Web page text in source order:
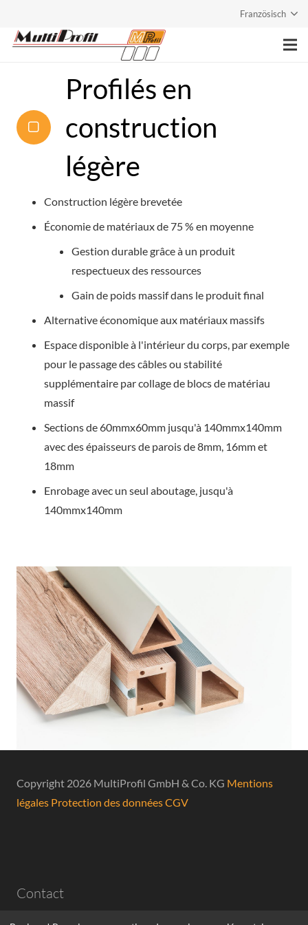
Französisch
Page principale
Entreprise
Prestations
Contact
Profilés en
construction
légère
Construction légère brevetée
Économie de matériaux de 75 % en moyenne
Gestion durable grâce à un produit
respectueux des ressources
Gain de poids massif dans le produit final
Alternative économique aux matériaux massifs
Espace disponible à l'intérieur du corps, par exemple
pour le passage des câbles ou stabilité
supplémentaire par collage de blocs de matériau
massif
Sections de 60mmx60mm jusqu'à 140mmx140mm
avec des épaisseurs de parois de 8mm, 16mm et
18mm
Enrobage avec un seul aboutage, jusqu'à
140mmx140mm
Copyright 2026 MultiProfil GmbH & Co. KG Mentions
légales Protection des donnéesCGV
Contact